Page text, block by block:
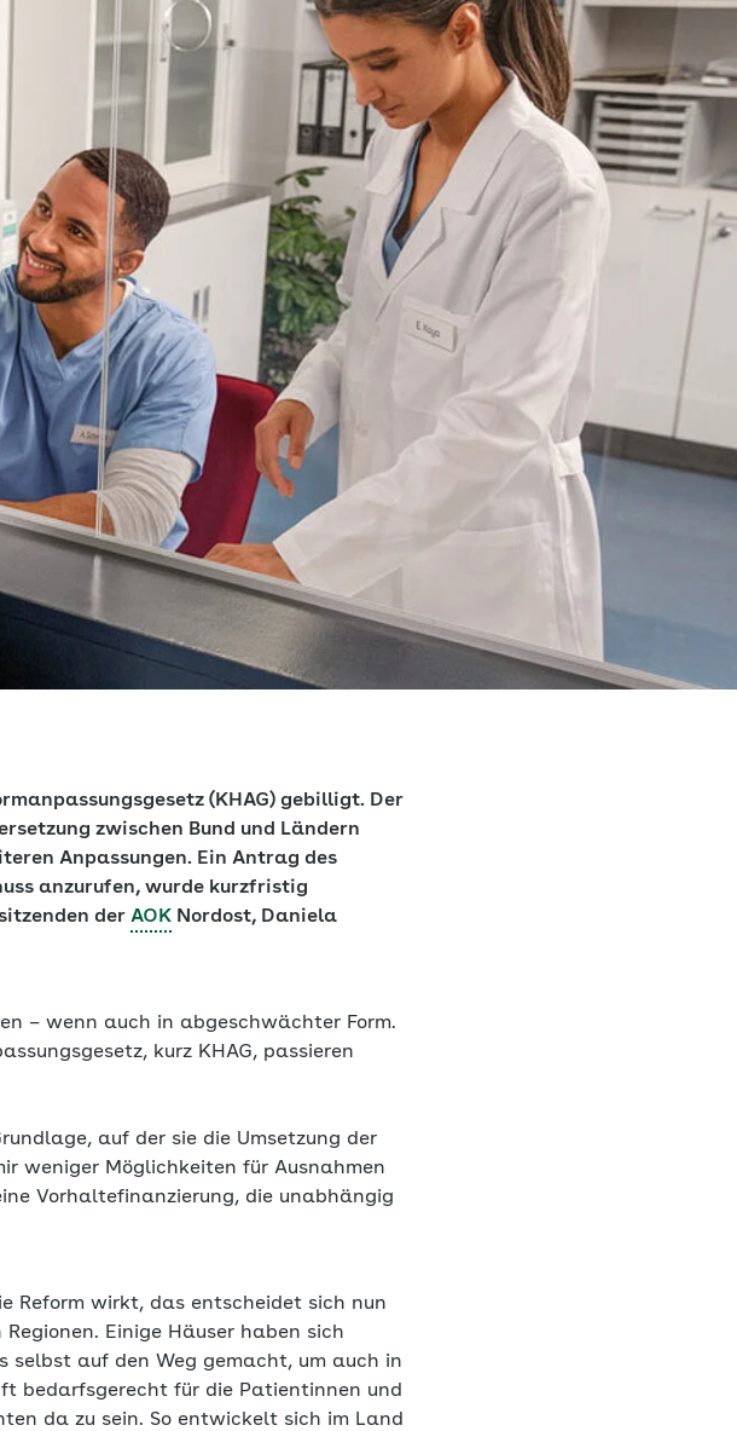
(KHAG) gebilligt. Der
zwischen Bund und Ländern
Anpassungen. Ein Antrag des
anzurufen, wurde kurzfristig
der AOK Nordost, Daniela
– wenn auch in abgeschwächter Form.
kurz KHAG, passieren
auf der sie die Umsetzung der
weniger Möglichkeiten für Ausnahmen
Vorhaltefinanzierung, die unabhängig
Reform wirkt, das entscheidet sich nun
Regionen. Einige Häuser haben sich
selbst auf den Weg gemacht, um auch in
bedarfsgerecht für die Patientinnen und
da zu sein. So entwickelt sich im Land